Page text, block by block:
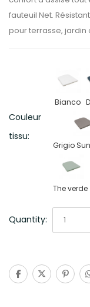
fauteuil Net.
pour terrasse, jardin
Couleur
tissu:
Bianco
Grigio
The verde
Quantity: